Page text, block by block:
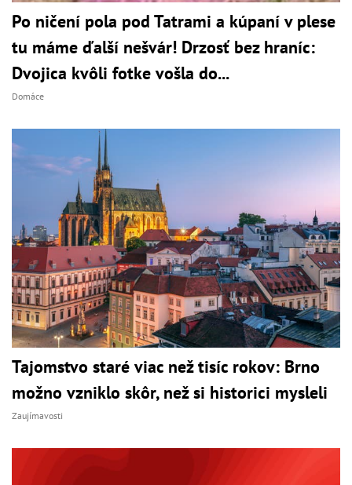
Po ničení pola pod Tatrami a kúpaní v plese
tu máme ďalší nešvár! Drzosť bez hraníc:
Dvojica kvôli fotke vošla do...
Domáce
Tajomstvo staré viac než tisíc rokov: Brno
možno vzniklo skôr, než si historici mysleli
Zaujímavosti